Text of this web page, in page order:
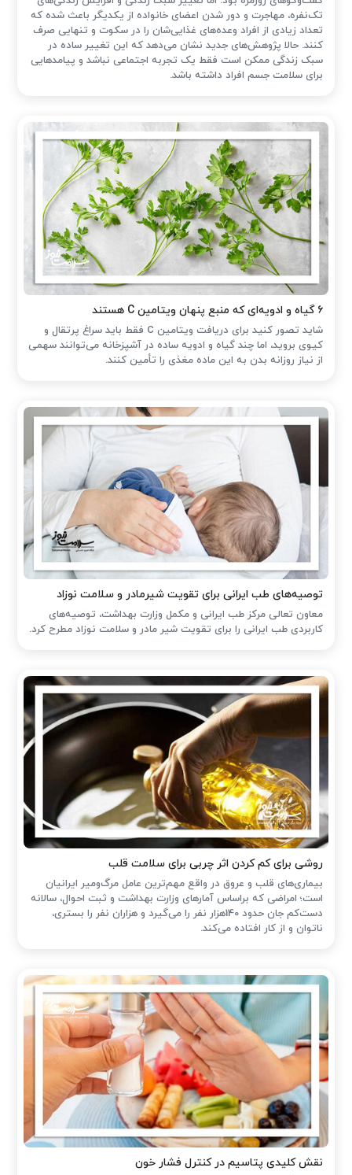
تک‌نفره، مهاجرت و دور شدن اعضای خانواده از یکدیگر باعث شده که
تعداد زیادی از افراد وعده‌های غذایی‌شان را در سکوت و تنهایی صرف
کنند. حالا پژوهش‌های جدید نشان می‌دهد که این تغییر ساده در
سبک زندگی ممکن است فقط یک تجربه اجتماعی نباشد و پیامدهایی
برای سلامت جسم افراد داشته باشد.
۶ گیاه و ادویه‌ای که منبع پنهان ویتامین C هستند
شاید تصور کنید برای دریافت ویتامین C فقط باید سراغ پرتقال و
کیوی بروید، اما چند گیاه و ادویه ساده در آشپزخانه می‌توانند سهمی
از نیاز روزانه بدن به این ماده مغذی را تأمین کنند.
توصیه‌های طب ایرانی برای تقویت شیرمادر و سلامت نوزاد
معاون تعالی مرکز طب ایرانی و مکمل وزارت بهداشت، توصیه‌های
کاربردی طب ایرانی را برای تقویت شیر مادر و سلامت نوزاد مطرح کرد.
روشی برای کم کردن اثر چربی برای سلامت قلب
بیماری‌های قلب و عروق در واقع مهم‌ترین عامل مرگ‌ومیر ایرانیان
است؛ امراضی که براساس آمارهای وزارت بهداشت و ثبت احوال، سالانه
دست‌کم جان حدود 140هزار نفر را می‌گیرد و هزاران نفر را بستری،
ناتوان و از کار افتاده می‌کند.
نقش کلیدی پتاسیم در کنترل فشار خون